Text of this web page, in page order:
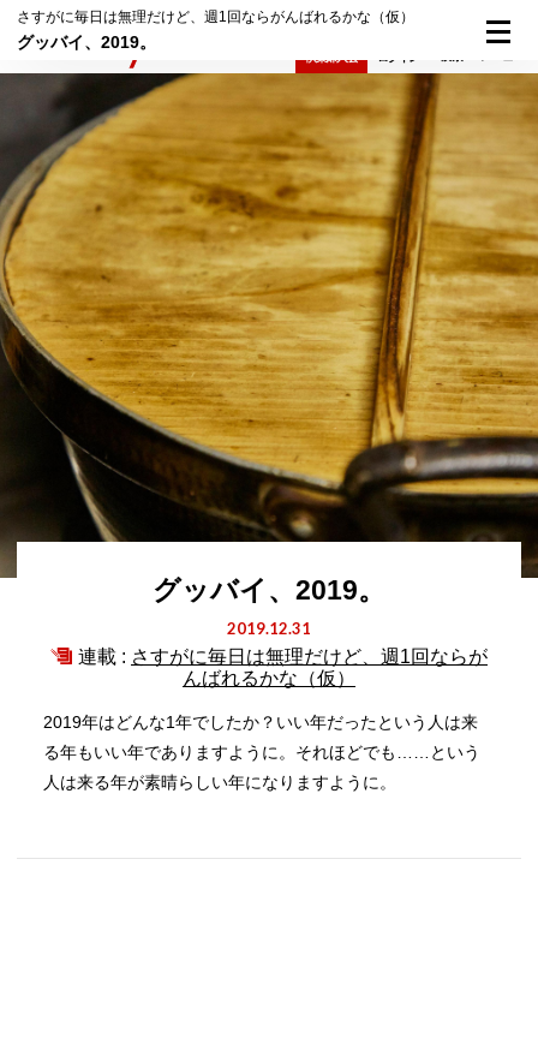
さすがに毎日は無理だけど、週1回ならがんばれるかな（仮）
グッバイ、2019。
グッバイ、2019。
2019.12.31
連載 : さすがに毎日は無理だけど、週1回ならが
んばれるかな（仮）
2019年はどんな1年でしたか？いい年だったという人は来
る年もいい年でありますように。それほどでも……という
人は来る年が素晴らしい年になりますように。